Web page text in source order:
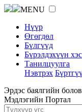
MENU
Нүүр
Өгөгдөл
Бүлгүүд
Бүрэлдэхүүн
Танилцуулга
Нэвтрэх
Эрдэс баялгийн
Мэдлэгийн Портал